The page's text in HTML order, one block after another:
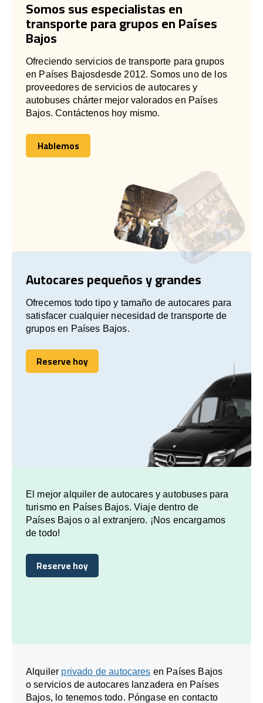
Somos sus especialistas en
transporte para grupos en Países
Bajos
Ofreciendo servicios de transporte para grupos
en Países Bajosdesde 2012. Somos uno de los
proveedores de servicios de autocares y
autobuses chárter mejor valorados en Países
Bajos. Contáctenos hoy mismo.
Hablemos
Hablemos
Autocares pequeños y grandes
Ofrecemos todo tipo y tamaño de autocares para
satisfacer cualquier necesidad de transporte de
grupos en Países Bajos.
Reserve hoy
Reserve hoy
El mejor alquiler de autocares y autobuses para
turismo en Países Bajos. Viaje dentro de
Países Bajos o al extranjero. ¡Nos encargamos
de todo!
Reserve hoy
Reserve hoy
Alquiler privado de autocares en Países Bajos
o servicios de autocares lanzadera en Países
Bajos, lo tenemos todo. Póngase en contacto